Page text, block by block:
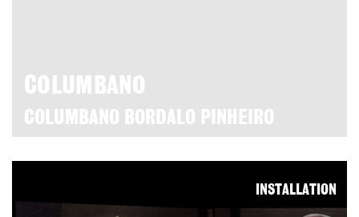
COLUMBANO
COLUMBANO BORDALO PINHEIRO
INSTALLATION